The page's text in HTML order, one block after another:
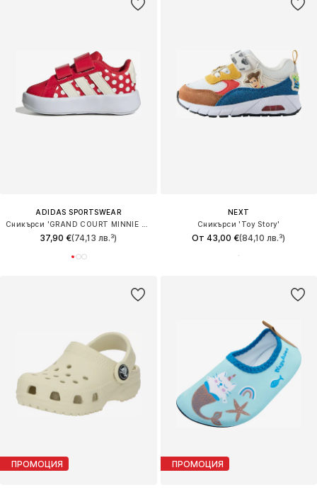
ADIDAS SPORTSWEAR
37,90 €(74,13 лв.³)
NEXT
Сникърси 'Toy Story'
От 43,00 €(84,10 лв.³)
ПРОМОЦИЯ ПРОМОЦИЯ